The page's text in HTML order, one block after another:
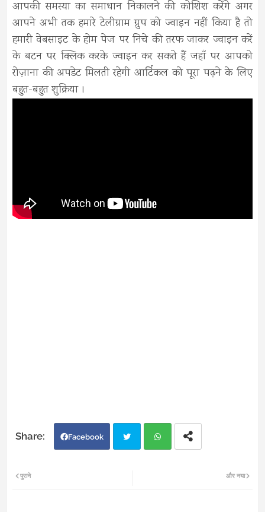
आपकी समस्या का समाधान निकालने की कोशिश करेंगे अगर
आपने अभी तक हमारे टेलीग्राम ग्रुप को ज्वाइन नहीं किया है तो
हमारी वेबसाइट के होम पेज पर निचे की तरफ जाकर ज्वाइन करें
के बटन पर क्लिक करके ज्वाइन कर सकते हैं जहाँ पर आपको
रोज़ाना की अपडेट मिलती रहेगी आर्टिकल को पूरा पढ़ने के लिए
बहुत-बहुत शुक्रिया ।
Facebook
और नया
पुराने